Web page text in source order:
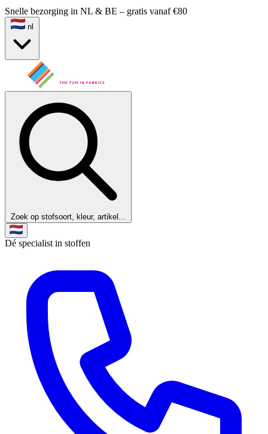
Snelle bezorging in NL & BE – gratis vanaf €80
nl
Zoek op stofsoort, kleur, artikel...
Dé specialist in stoffen